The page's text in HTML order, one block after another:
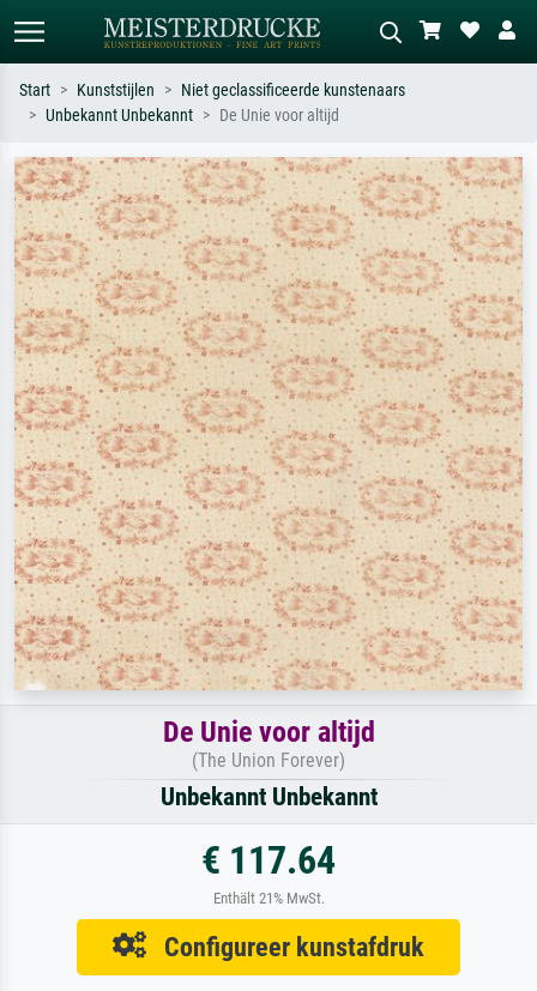
Zoek op kunstenaar, titel of stijl – bijv.
Monet, Sterrennacht, impressionisme,
Hokusai-golf, naakt.
Beschrijf de scène – bijv. groene
weide, abstract met veel rood, donker
olieverfschilderij, staand naakt naast
een boom.
Start Kunststijlen
Niet geclassificeerde kunstenaars
Unbekannt Unbekannt
De Unie voor altijd
De Unie voor altijd
(The Union Forever)
Unbekannt Unbekannt
€ 117.64
Enthält 21% MwSt.
Configureer kunstafdruk